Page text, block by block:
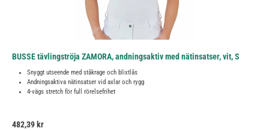
BUSSE tävlingströja ZAMORA, andningsaktiv med nätinsatser, vit, S
Snyggt utseende med ståkrage och blixtlås
Andningsaktiva nätinsatser vid axlar och rygg
4-vägs stretch för full rörelsefrihet
Ordinarie pris:
482,39 kr